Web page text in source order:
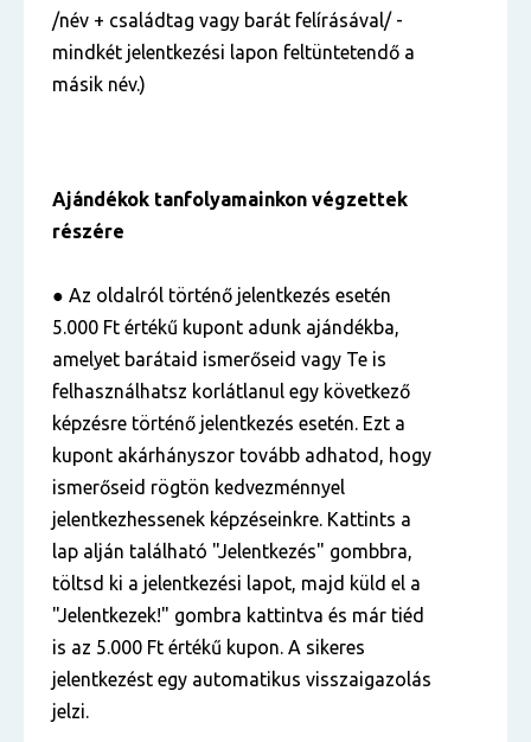
/név + családtag vagy barát felírásával/ -
mindkét jelentkezési lapon feltüntetendő a
másik név.)
Ajándékok tanfolyamainkon végzettek
részére
● Az oldalról történő jelentkezés esetén
5.000 Ft értékű kupont adunk ajándékba,
amelyet barátaid ismerőseid vagy Te is
felhasználhatsz korlátlanul egy következő
képzésre történő jelentkezés esetén. Ezt a
kupont akárhányszor tovább adhatod, hogy
ismerőseid rögtön kedvezménnyel
jelentkezhessenek képzéseinkre. Kattints a
lap alján található "Jelentkezés" gombbra,
töltsd ki a jelentkezési lapot, majd küld el a
"Jelentkezek!" gombra kattintva és már tiéd
is az 5.000 Ft értékű kupon. A sikeres
jelentkezést egy automatikus visszaigazolás
jelzi.